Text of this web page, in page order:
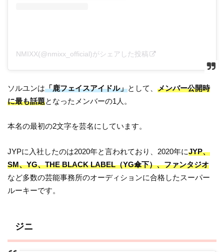
NMIXX(@nmixx_official)がシェアした投稿
ソルユンは「鹿フェイスアイドル」として、メンバー公開時
に最も話題となったメンバーの1人。
本名の最初の2文字を芸名にしています。
JYPに入社したのは2020年と言われており、2020年にJYP、
SM、YG、THE BLACK LABEL（YG傘下）、ファンタジオ
など多数の芸能事務所のオーディションに合格したスーパー
ルーキーです。
ジニ